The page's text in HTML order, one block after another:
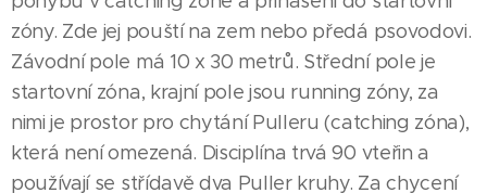
zóny. Zde jej pouští na zem nebo předá psovodovi.
Závodní pole má 10 x 30 metrů. Střední pole je
startovní zóna, krajní pole jsou running zóny, za
nimi je prostor pro chytání Pulleru (catching zóna),
která není omezená. Disciplína trvá 90 vteřin a
používají se střídavě dva Puller kruhy. Za chycení